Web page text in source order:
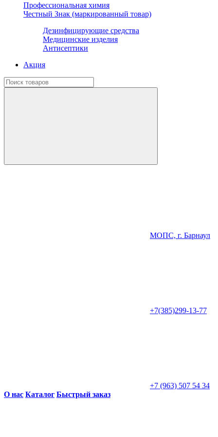
Профессиональная химия
Честный Знак (маркированный товар)
Дезинфицирующие средства
Медицинские изделия
Антисептики
Акция
МОПС, г. Барнаул
+7(385)299-13-77
+7 (963) 507 54 34
О нас Каталог Быстрый заказ